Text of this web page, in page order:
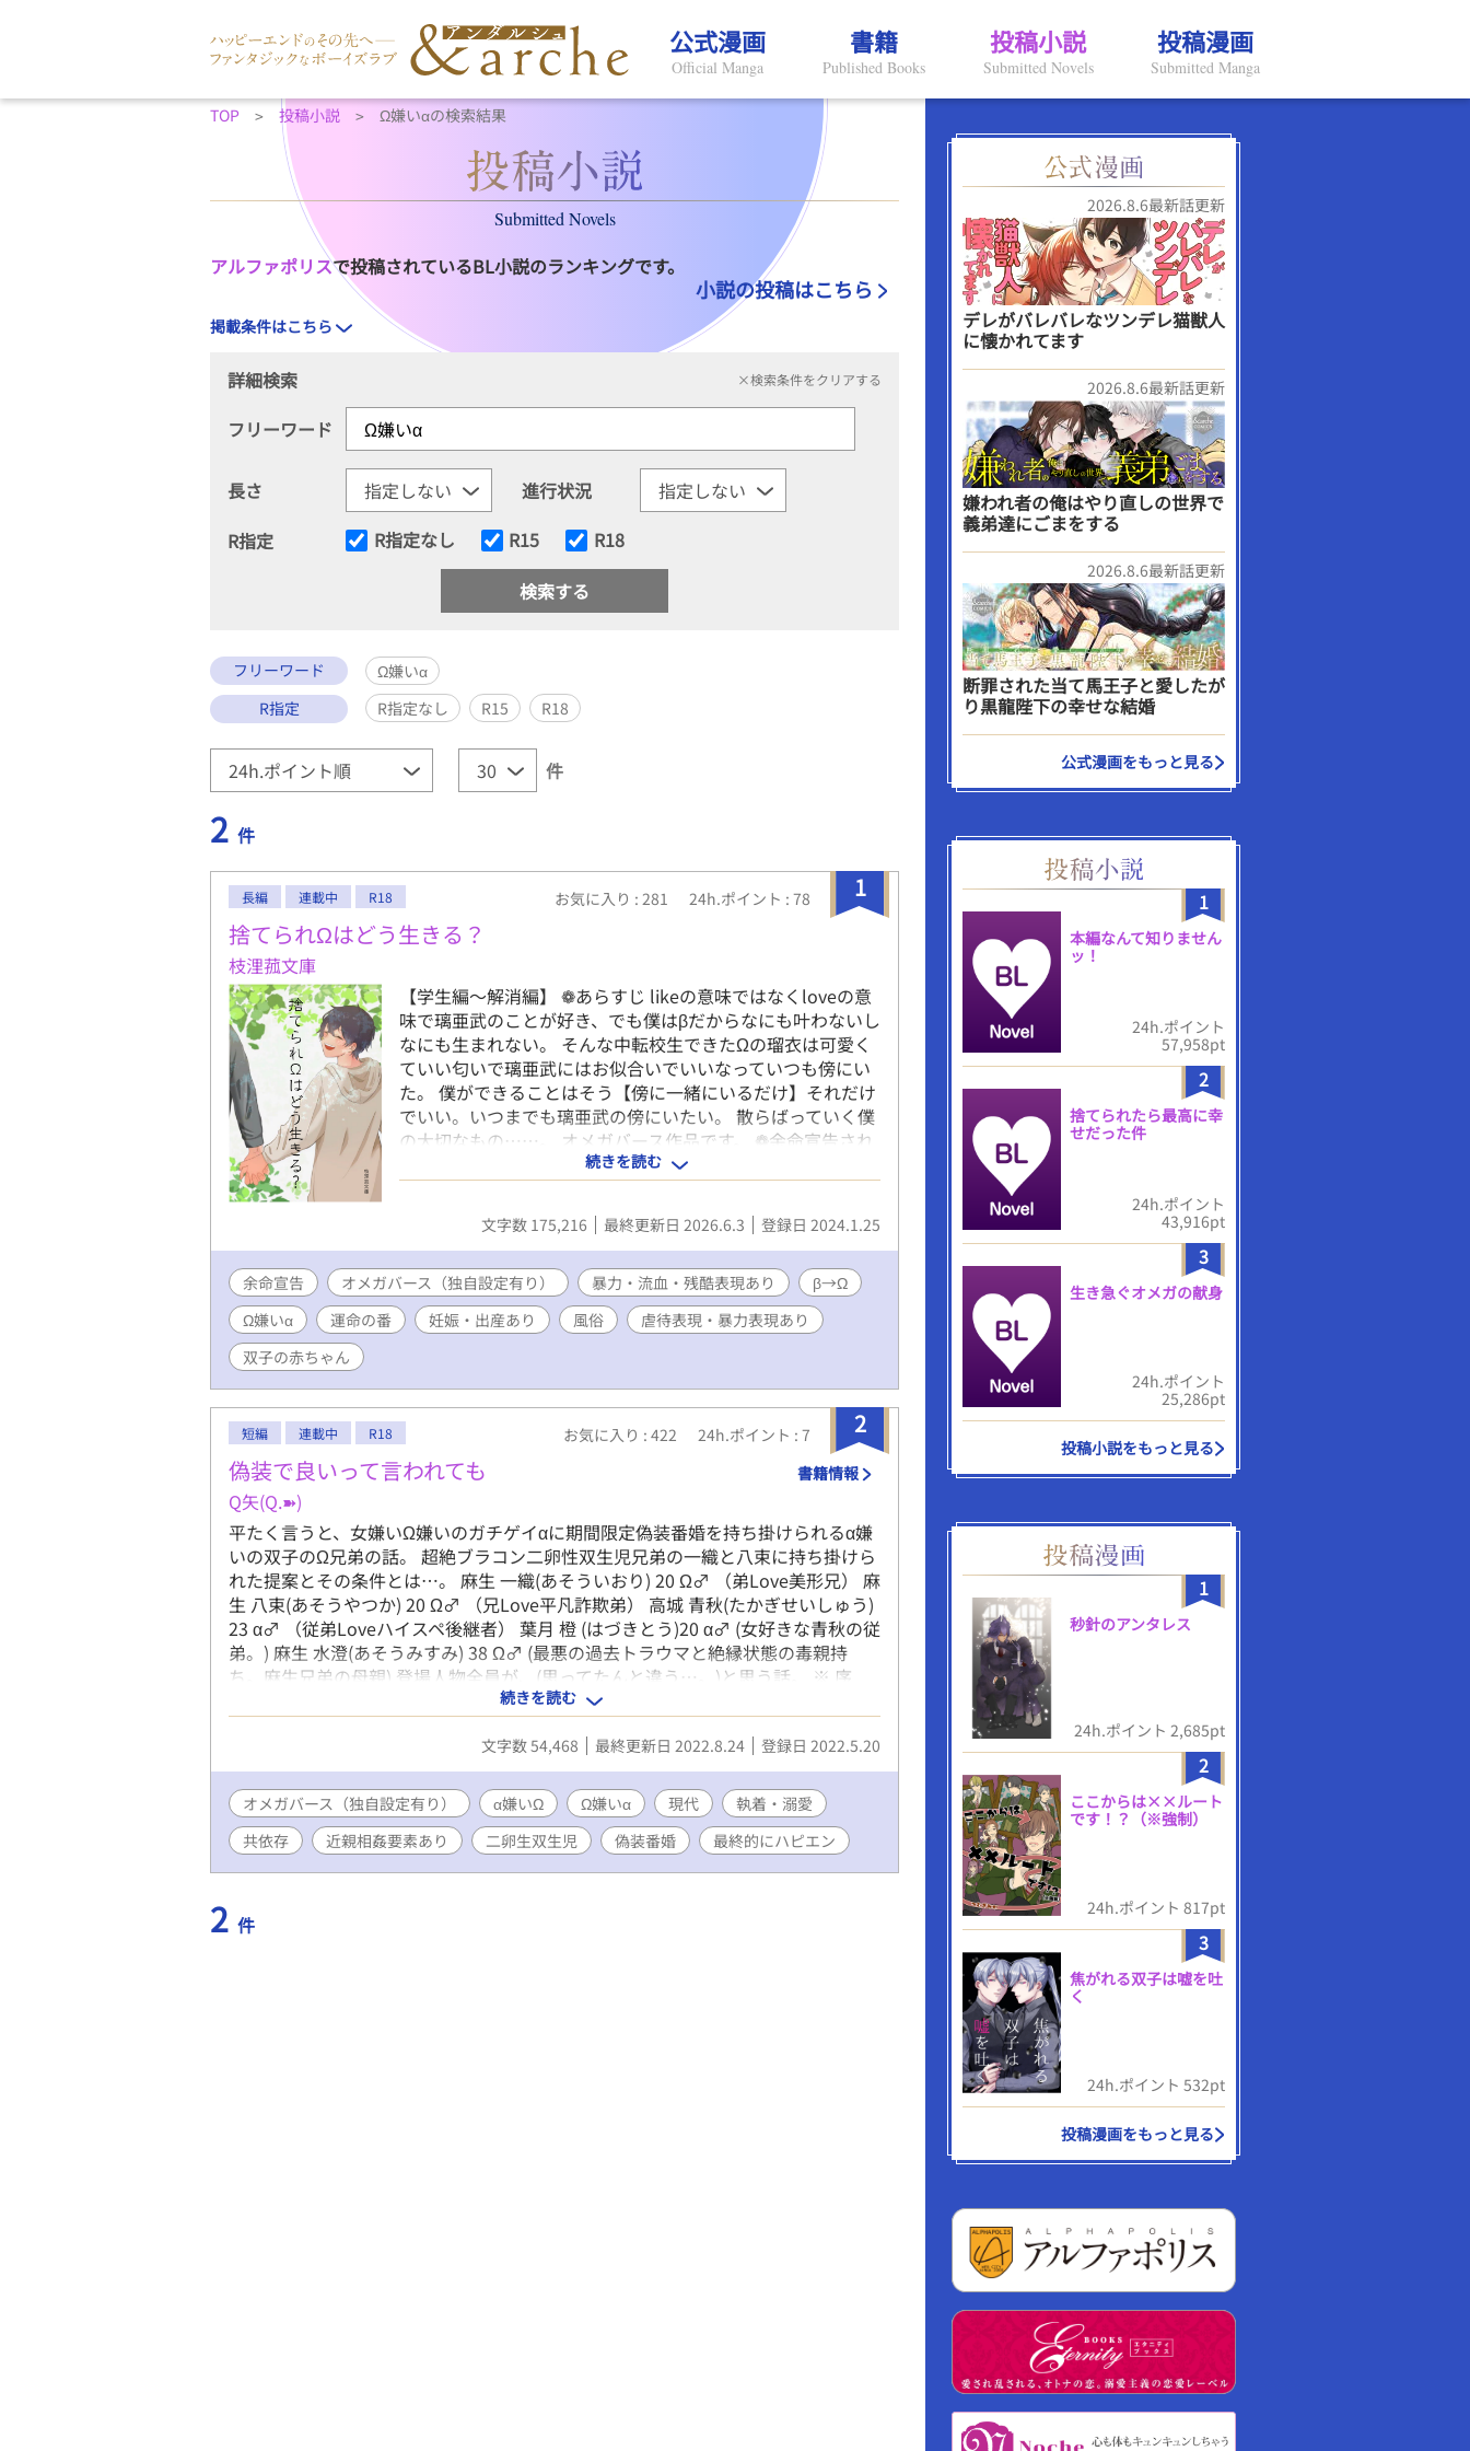
公式漫画
Official Manga
書籍
Published Books
投稿小説
Submitted Novels
投稿漫画
Submitted Manga
TOP 投稿小説 Ω嫌い‪α‬の検索結果
Submitted Novels
アルファポリスで投稿されているBL小説のランキングです。
小説の投稿はこちら
掲載条件はこちら
詳細検索 ×検索条件をクリアする
フリーワード
長さ
進行状況
R指定
R指定なし R15 R18
フリーワード
Ω嫌い‪α‬
R指定
R指定なし R15 R18
件
2 件
1
長編 連載中 R18 お気に入り : 281 24h.ポイント : 78
捨てられΩはどう生きる？
枝浬菰文庫
【学生編～解消編】 ❁あらすじ likeの意味ではなくloveの意
味で璃亜武のことが好き、でも僕はβだからなにも叶わないし
なにも生まれない。 そんな中転校生できたΩの瑠衣は可愛く
ていい匂いで璃亜武にはお似合いでいいなっていつも傍にい
た。 僕ができることはそう【傍に一緒にいるだけ】それだけ
でいい。いつまでも璃亜武の傍にいたい。 散らばっていく僕
の大切なもの……。 オメガバース作品です。 ❁余命宣告され
たΩ編 DLsiteにて販売中！！ あらすじ 番の真似事をして番に
なってしまったαの璃亜武とβの琉架。そして子を産んだ琉架
は命の危機にさらされる。璃亜武の本当の番に番解消の命令
と産んだ子、琉璃を渡すように命じられる。番解消のデメリ
る。しかしそんな琉架を愛し傍にいたいと思うαがいた要はΩ
になった琉架と結婚し一人にさせないようにした。それでも
要はもう琉架の番になることはできない……。 目次 第1章 余
の子どもを授かった琉架と要は赤ちゃんを守りながら過ごす
が、琉架にくるΩの特徴的な発情期によって琉架は苦しめら
れていた。しかし子どもは順調に育ち特に翠が琉架を独占し
てしまう。そんな姿を見ている蒼に異変が起こる。 続きは本
--------------*--------------------*---------- ★作品を書こうと思
ったきっかけ 最近の妄想で一番よかったのを書いていこうと
思ったからです。 好きかも、続きが気になるかもと思ったら
【お気に入り】一票をお願いします。 ※性描写多く含みま
す。 ※文章の無断転載禁止。 ※オメガバース ※暴力・虐待
表現あり ※2/28～ 言葉の変更をします！！ 発情期→モ
ア 首輪・カラー→ネック に変更 ○表紙作成しました～意
味ありげな感じに仕上がってよかった ○文学フリマ札幌と文
学フリマ大阪・福岡に参加します～お近くの方はぜひ✨ ∟旅
費が持てば全部行きたい
続きを読む
文字数 175,216 最終更新日 2026.6.3 登録日 2024.1.25
余命宣告 オメガバース（独自設定有り） 暴力・流血・残酷表現あり
β→Ω
Ω嫌い‪α‬
運命の番 妊娠・出産あり 風俗
虐待表現・暴力表現あり
双子の赤ちゃん
2
短編 連載中 R18 お気に入り : 422 24h.ポイント : 7
偽装で良いって言われても
Q矢(Q.➽)
書籍情報
平たく言うと、女嫌い‪Ω嫌いのガチゲイ‪α‬に期間限定偽装番婚を持ち掛けられる‪α‬嫌
いの双子のΩ兄弟の話。 超絶ブラコン二卵性双生児兄弟の一織と八束に持ち掛けら
れた提案とその条件とは…。 麻生 一織(あそういおり) 20 Ω♂︎ （弟Love美形兄） 麻
生 八束(あそうやつか) 20 Ω♂︎ （兄Love平凡詐欺弟） 高城 青秋(たかぎせいしゅう)
23 ‪α‬♂ （従弟Loveハイスペ後継者） 葉月 橙 (はづきとう)20 ‪α‬♂ (女好きな青秋の従
弟。) 麻生 水澄(あそうみすみ) 38 Ω♂︎ (最悪の過去トラウマと絶縁状態の毒親持
ち。麻生兄弟の母親) 登場人物全員が、(思ってたんと違う…。)と思う話。 ※ 序
盤、主人公の出生に触れるので、その母親の胸糞体験話が入ります。 ご注意くださ
い。 ※ 主人公の双子の近親相姦描写があります。ご注意ください。 ※色々ガバガ
バなので広い心で読んでいただければ大助かりです。 ※感染症等が流行してない平
和な世界線。
続きを読む
文字数 54,468 最終更新日 2022.8.24 登録日 2022.5.20
オメガバース（独自設定有り） ‪α‬嫌いΩ Ω嫌い‪α‬ 現代
執着・溺愛
共依存
近親相姦要素あり 二卵生双生児 偽装番婚 最終的にハピエン
2 件
2026.8.6最新話更新
デレがバレバレなツンデレ猫獣人
に懐かれてます
2026.8.6最新話更新
嫌われ者の俺はやり直しの世界で
義弟達にごまをする
2026.8.6最新話更新
断罪された当て馬王子と愛したが
り黒龍陛下の幸せな結婚
公式漫画をもっと見る
1
本編なんて知りません
ッ！
24h.ポイント
57,958pt
2
捨てられたら最高に幸
せだった件
24h.ポイント
43,916pt
3
生き急ぐオメガの献身
24h.ポイント
25,286pt
投稿小説をもっと見る
1
秒針のアンタレス
24h.ポイント 2,685pt
2
ここからは××ルート
です！？（※強制）
24h.ポイント 817pt
3
焦がれる双子は嘘を吐
く
24h.ポイント 532pt
投稿漫画をもっと見る